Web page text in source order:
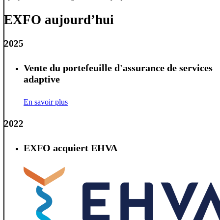
EXFO aujourd’hui
2025
Vente du portefeuille d'assurance de services
adaptive
En savoir plus
2022
EXFO acquiert EHVA